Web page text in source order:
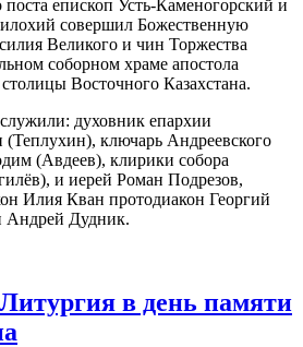
епископ Усть-Каменогорский и
совершил Божественную
Великого и чин Торжества
соборном храме апостола
Восточного Казахстана.
духовник епархии
ключарь Андреевского
(Авдеев), клирики собора
и иерей Роман Подрезов,
Илия Кван протодиакон Георгий
Андрей Дудник.
в день памяти